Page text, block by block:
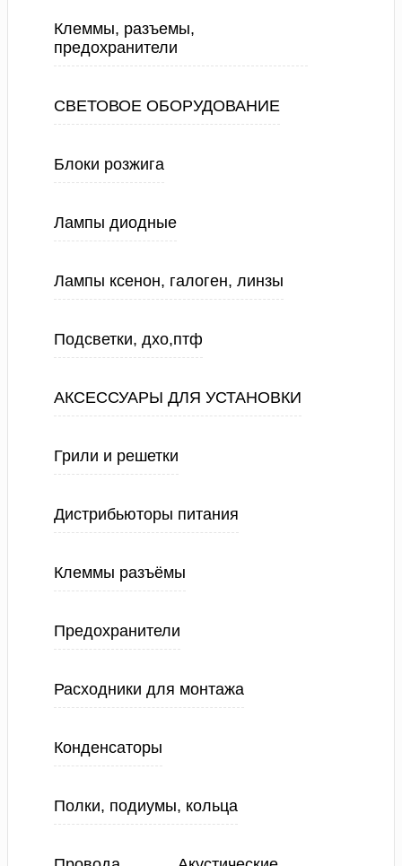
Клеммы, разъемы,
предохранители
СВЕТОВОЕ ОБОРУДОВАНИЕ
Блоки розжига
Лампы диодные
Лампы ксенон, галоген, линзы
Подсветки, дхо,птф
АКСЕССУАРЫ ДЛЯ УСТАНОВКИ
Грили и решетки
Дистрибьюторы питания
Клеммы разъёмы
Предохранители
Расходники для монтажа
Конденсаторы
Полки, подиумы, кольца